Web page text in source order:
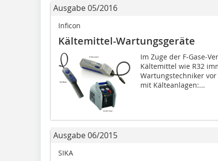
Ausgabe 05/2016
Inficon
Kältemittel-Wartungsgeräte
Im Zuge der F-Gase-
Kältemittel wie R32
Wartungstechniker
mit Kälteanlagen:...
Ausgabe 06/2015
SIKA